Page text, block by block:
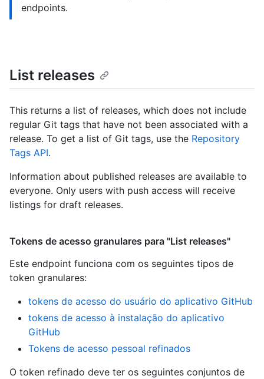
endpoints.
List releases
This returns a list of releases, which does not include
regular Git tags that have not been associated with a
release. To get a list of Git tags, use the Repository
Tags API.
Information about published releases are available to
everyone. Only users with push access will receive
listings for draft releases.
Tokens de acesso granulares para "List releases"
Este endpoint funciona com os seguintes tipos de
token granulares:
tokens de acesso do usuário do aplicativo GitHub
tokens de acesso à instalação do aplicativo
GitHub
Tokens de acesso pessoal refinados
O token refinado deve ter os seguintes conjuntos de